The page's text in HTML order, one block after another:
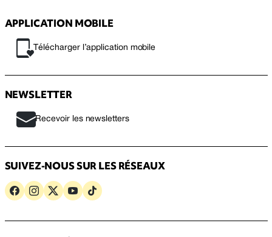
APPLICATION MOBILE
Télécharger l’application mobile
NEWSLETTER
Recevoir les newsletters
SUIVEZ-NOUS SUR LES RÉSEAUX